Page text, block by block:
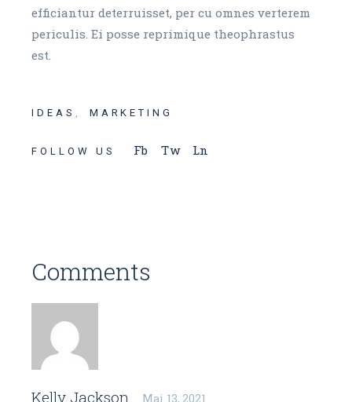
efficiantur deterruisset, per cu omnes verterem
periculis. Ei posse reprimique theophrastus
est.
IDEAS MARKETING
FOLLOW US Fb Tw Ln
Comments
Kelly Jackson Mai 13, 2021